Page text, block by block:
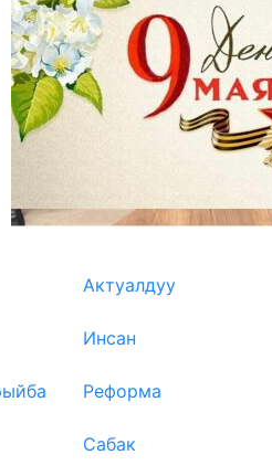
Айнагүл КАШЫБАЕВА,
“Кут Билим”
Актуалдуу
Инсан
Реформа
Сабак